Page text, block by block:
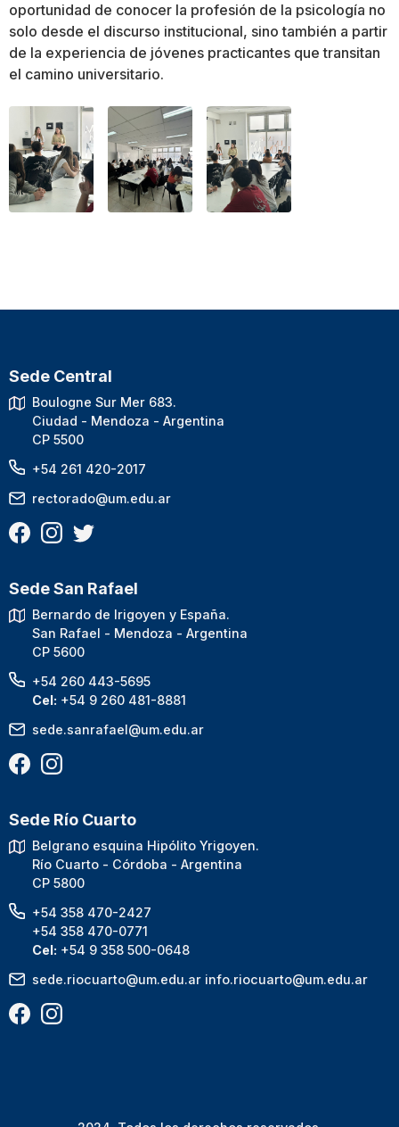
oportunidad de conocer la profesión de la psicología no
solo desde el discurso institucional, sino también a partir
de la experiencia de jóvenes practicantes que transitan
el camino universitario.
Sede Central
Boulogne Sur Mer 683.
Ciudad - Mendoza - Argentina
CP 5500
+54 261 420-2017
rectorado@um.edu.ar
Sede San Rafael
Bernardo de Irigoyen y España.
San Rafael - Mendoza - Argentina
CP 5600
+54 260 443-5695
Cel: +54 9 260 481-8881
sede.sanrafael@um.edu.ar
Sede Río Cuarto
Belgrano esquina Hipólito Yrigoyen.
Río Cuarto - Córdoba - Argentina
CP 5800
+54 358 470-2427
+54 358 470-0771
Cel: +54 9 358 500-0648
sede.riocuarto@um.edu.ar info.riocuarto@um.edu.ar